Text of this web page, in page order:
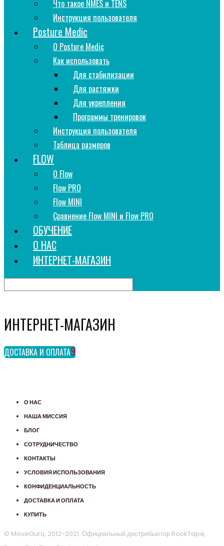
Что такое NMES и TENS
Инструкция пользователя
Posture Medic
О Posture Medic
Как использовать
Для стабилизации
Для растяжки
Для укрепления
Программы тренировок
Инструкция пользователя
Таблица размеров
FLOW
О Flow
Flow PRO
Flow MINI
Сравнение Flow MINI и Flow PRO
ОБУЧЕНИЕ
О НАС
ИНТЕРНЕТ-МАГАЗИН
ИНТЕРНЕТ-МАГАЗИН
ДОСТАВКА И ОПЛАТА
О НАС
НАША МИССИЯ
БЛОГ
СОТРУДНИЧЕСТВО
КОНТАКТЫ
УСЛОВИЯ ИСПОЛЬЗОВАНИЯ
КОНФИДЕНЦИАЛЬНОСТЬ
ДОСТАВКА И ОПЛАТА
КУПИТЬ
© MoveGuru, 2012-2021. Официальный дистрибьютор RockTape,